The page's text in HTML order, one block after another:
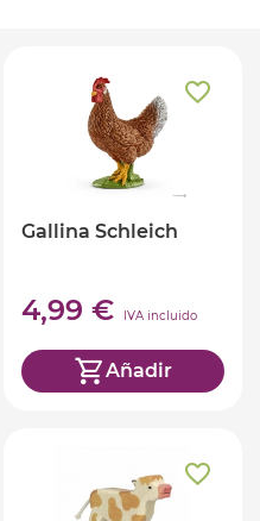
Gallina Schleich
4,99 € IVA incluido
Añadir